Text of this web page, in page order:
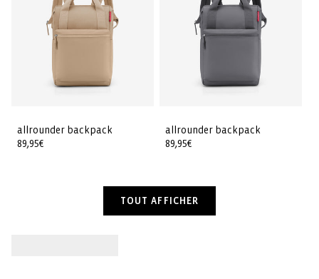
allrounder backpack
Prix
89,95€
allrounder backpack
Prix
89,95€
TOUT AFFICHER